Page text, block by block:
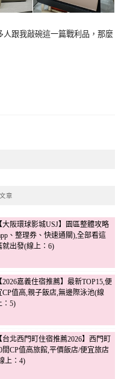
人跟我敲碗這一篇戰利品，那麼
章
【大阪環球影城USJ】園區整體攻略
、整理券、快速通關),全部看這
就出發(線上：6)
【2026嘉義住宿推薦】最新TOP15,便
CP值高,親子飯店,無邊際泳池(線
：5)
【台北西門町住宿推薦2026】西門町
間CP值高旅館,平價飯店/便宜旅店
上：4)